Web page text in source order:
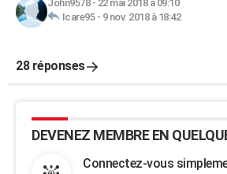
John9578- 22 mai 2018 à 09:10
Icare95- 9 nov. 2018 à 18:42
28 réponses
DEVENEZ MEMBRE EN
Connectez-vous